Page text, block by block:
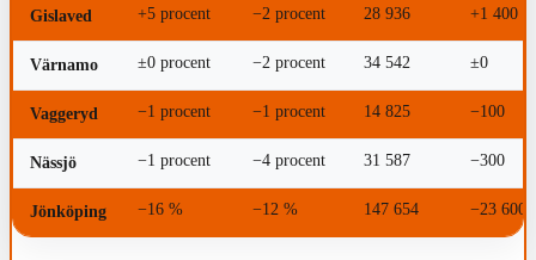
Gislaved +5 procent −2 procent 28 936 +1 400
Värnamo ±0 procent −2 procent 34 542 ±0
Vaggeryd −1 procent −1 procent 14 825 −100
Nässjö −1 procent −4 procent 31 587 −300
Jönköping −16 % −12 % 147 654 −23 600